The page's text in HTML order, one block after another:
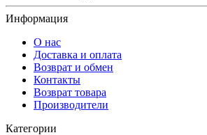
Информация
О нас
Доставка и оплата
Возврат и обмен
Контакты
Возврат товара
Производители
Категории